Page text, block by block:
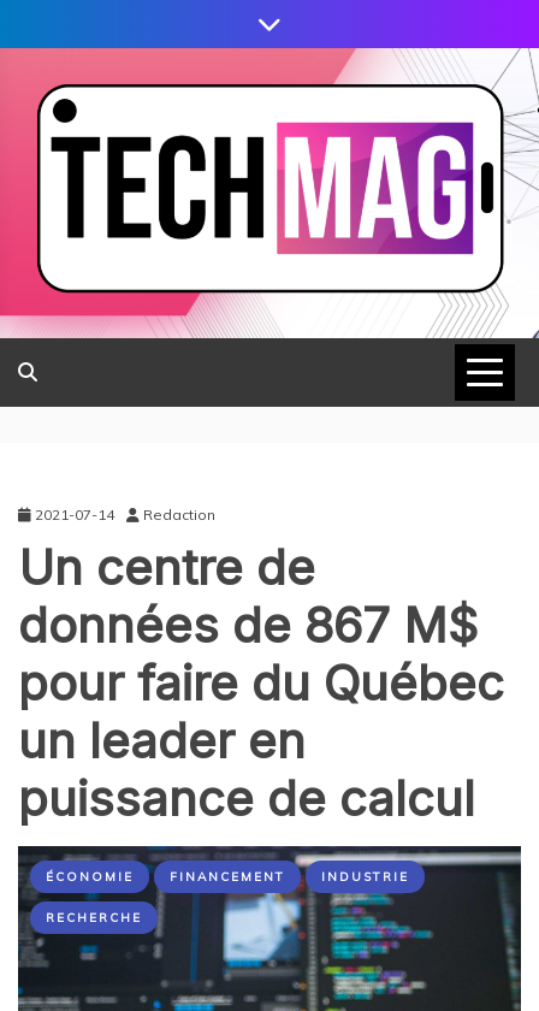
2021-07-14 Redaction
Un centre de
données de 867 M$
pour faire du Québec
un leader en
puissance de calcul
ÉCONOMIE FINANCEMENT INDUSTRIE
RECHERCHE